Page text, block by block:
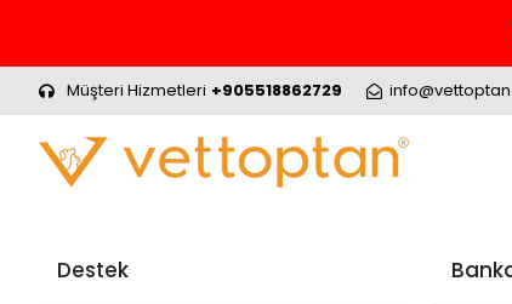
Müşteri Hizmetleri +905518862729
Destek